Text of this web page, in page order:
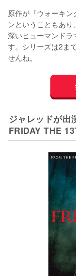
原作が『ウォーキ
ンということもあ
深いヒューマンド
す。シリーズは2ま
せんね。
ジャレッドが出
FRIDAY THE